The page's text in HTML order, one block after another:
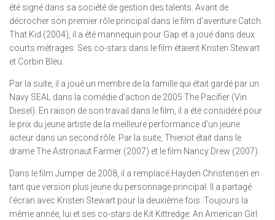
été signé dans sa société de gestion des talents. Avant de
décrocher son premier rôle principal dans le film d’aventure Catch
That Kid (2004), il a été mannequin pour Gap et a joué dans deux
courts métrages. Ses co-stars dans le film étaient Kristen Stewart
et Corbin Bleu.
Par la suite, il a joué un membre de la famille qui était gardé par un
Navy SEAL dans la comédie d’action de 2005 The Pacifier (Vin
Diesel). En raison de son travail dans le film, il a été considéré pour
le prix du jeune artiste de la meilleure performance d’un jeune
acteur dans un second rôle. Par la suite, Thieriot était dans le
drame The Astronaut Farmer (2007) et le film Nancy Drew (2007).
Dans le film Jumper de 2008, il a remplacé Hayden Christensen en
tant que version plus jeune du personnage principal. Il a partagé
l’écran avec Kristen Stewart pour la deuxième fois. Toujours la
même année, lui et ses co-stars de Kit Kittredge: An American Girl